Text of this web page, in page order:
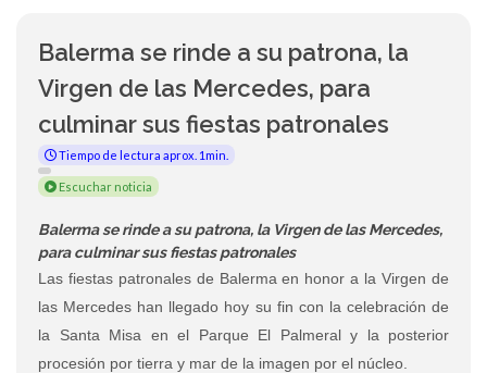
Balerma se rinde a su patrona, la
Virgen de las Mercedes, para
culminar sus fiestas patronales
Tiempo de lectura aprox. 1min.
Escuchar noticia
Balerma se rinde a su patrona, la Virgen de las Mercedes,
para culminar sus fiestas patronales
Las fiestas patronales de Balerma en honor a la Virgen de
las Mercedes han llegado hoy su fin con la celebración de
la Santa Misa en el Parque El Palmeral y la posterior
procesión por tierra y mar de la imagen por el núcleo.